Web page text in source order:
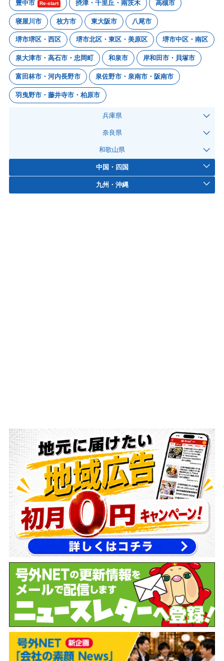
豊中市 Re-start 摂津・千里丘・南茨木 高槻市
寝屋川市 枚方市 東大阪市 八尾市
堺市堺区・西区 堺市北区・東区・美原区 堺市中区・南区
泉大津市・高石市・忠岡町 和泉市 岸和田市・貝塚市
富田林市・河内長野市 泉佐野市・泉南市・阪南市
羽曳野市・藤井寺市・柏原市
兵庫県
奈良県
和歌山県
中国・四国
九州・沖縄